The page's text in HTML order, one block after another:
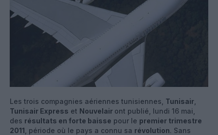
Les trois compagnies aériennes tunisiennes, Tunisair
Tunisair Express et Nouvelair ont publié, lundi 16 mai,
des résultats en forte baisse pour le premier trimestre
2011 , période où le pays a connu sa révolution. Sans